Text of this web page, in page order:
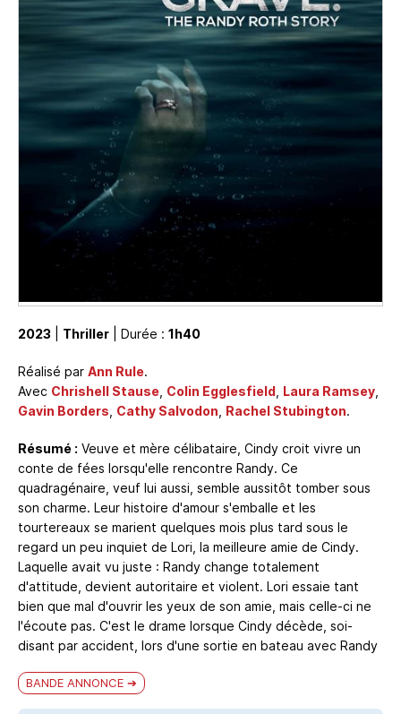
2023 Thriller | Durée : 1h40
Réalisé par Ann Rule.
Avec Chrishell Stause, Colin Egglesfield , Laura Ramsey,
Gavin Borders, Cathy Salvodon, Rachel Stubington.
Résumé : Veuve et mère célibataire, Cindy croit vivre un
conte de fées lorsqu'elle rencontre Randy. Ce
quadragénaire, veuf lui aussi, semble aussitôt tomber sous
son charme. Leur histoire d'amour s'emballe et les
tourtereaux se marient quelques mois plus tard sous le
regard un peu inquiet de Lori, la meilleure amie de Cindy.
Laquelle avait vu juste : Randy change totalement
d'attitude, devient autoritaire et violent. Lori essaie tant
bien que mal d'ouvrir les yeux de son amie, mais celle-ci ne
l'écoute pas. C'est le drame lorsque Cindy décède, soi-
disant par accident, lors d'une sortie en bateau avec Randy
BANDE ANNONCE